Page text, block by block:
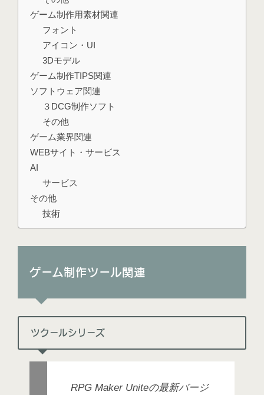
ゲーム制作用素材関連
フォント
アイコン・UI
3Dモデル
ゲーム制作TIPS関連
ソフトウェア関連
３DCG制作ソフト
その他
ゲーム業界関連
WEBサイト・サービス
AI
サービス
その他
技術
ゲーム制作ツール関連
ツクールシリーズ
RPG Maker Uniteの最新バージ